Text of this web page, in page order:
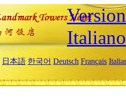
Italiano
日本語 한국어 Deutsch Français